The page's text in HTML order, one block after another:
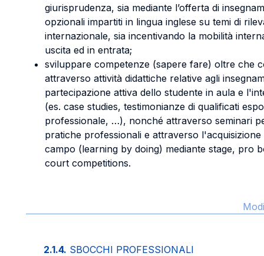
giurisprudenza, sia mediante l’offerta di
opzionali impartiti in lingua inglese su temi di
internazionale, sia incentivando la mobilità
uscita ed in entrata;
sviluppare competenze (sapere fare) oltre che
attraverso attività didattiche relative agli
partecipazione attiva dello studente in aula e
(es. case studies, testimonianze di qualificati
professionale, …), nonché attraverso seminari
pratiche professionali e attraverso
campo (learning by doing) mediante stage, pro
court competitions.
2.1.4. SBOCCHI PROFESSIONALI